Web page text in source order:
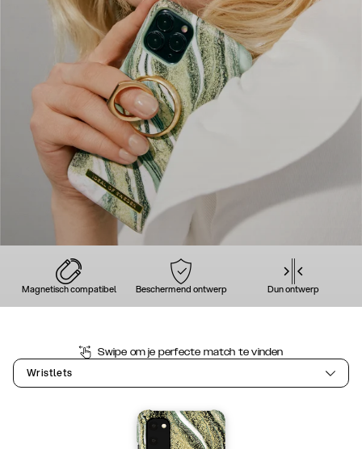
Magnetisch compatibel Beschermend ontwerp Dun ontwerp
Swipe om je perfecte match te vinden
Wristlets